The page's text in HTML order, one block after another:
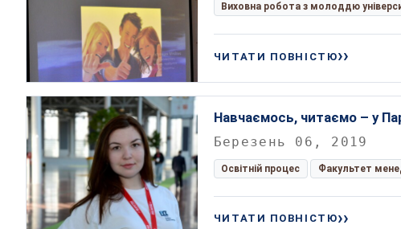
Виховна робота з молоддю
ЧИТАТИ ПОВНІСТЮ
Навчаємось, читаємо – у
Березень 06, 2019
Освітній процес Факультет
ЧИТАТИ ПОВНІСТЮ